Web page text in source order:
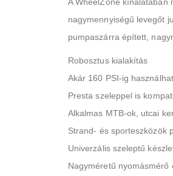
nagymennyiségű levegőt
pumpaszárra épített,
Robosztus kialakítás
Akár 160 PSI-ig
Presta szeleppel is
Alkalmas MTB-ok, utcai
Strand- és sporteszközök
Univerzális szeleptű
Nagyméretű nyomásmérő